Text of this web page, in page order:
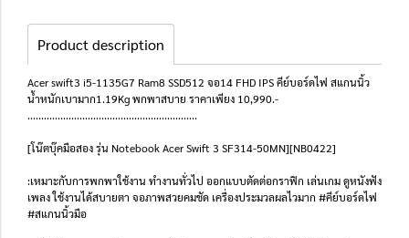
Product description
Acer swift3 i5-1135G7 Ram8 SSD512 จอ14 FHD IPS คีย์บอร์ดไฟ สแกนนิ้ว
น้ำหนักเบามาก1.19Kg พกพาสบาย ราคาเพียง 10,990.-
..............................................................
[โน๊ตบุ๊คมือสอง รุ่น Notebook Acer Swift 3 SF314-50MN][NB0422]
:เหมาะกับการพกพาใช้งาน ทำงานทั่วไป ออกแบบตัดต่อกราฟิก เล่นเกม ดูหนังฟัง
เพลง ใช้งานได้สบายตา จอภาพสวยคมชัด เครื่องประมวลผลไวมาก #คีย์บอร์ดไฟ
#สแกนนิ้วมือ